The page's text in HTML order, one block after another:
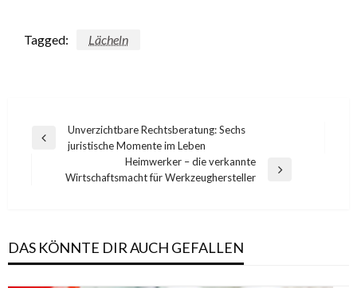
Tagged: Lächeln
Post
navigation
Previous
Unverzichtbare Rechtsberatung: Sechs
juristische Momente im Leben
Next
Heimwerker – die verkannte
Wirtschaftsmacht für Werkzeughersteller
DAS KÖNNTE DIR AUCH GEFALLEN